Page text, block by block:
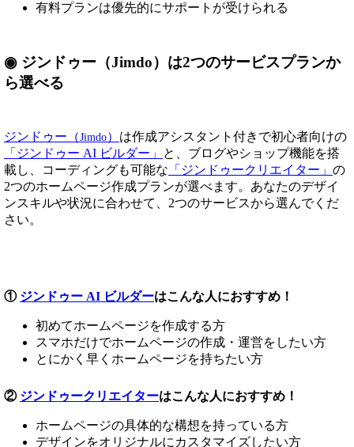
有料プランは優先的にサポートが受けられる
◉ ジンドゥー（Jimdo）は2つのサービスプランか
ら選べる
ジンドゥー（Jimdo） は作成アシスタント付きで初心者向けの
「ジンドゥー AI ビルダー」
と、ブログやショップ機能を搭
載し、コーディングも可能な 「ジンドゥークリエイター」 の
2つのホームページ作成プランが選べます。あなたのデザイ
ンスキルや状況に合わせて、2つのサービスから選んでくだ
さい。
① ジンドゥー AI ビルダーはこんな人におすすめ！
初めてホームページを作成する方
スマホだけでホームページの作成・運営をしたい方
とにかく早くホームページを持ちたい方
② ジンドゥークリエイターはこんな人におすすめ！
ホームページの具体的な構想を持っている方
デザインをオリジナルにカスタマイズしたい方